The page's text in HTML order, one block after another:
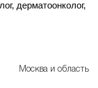
дерматоонколог,
Москва и область